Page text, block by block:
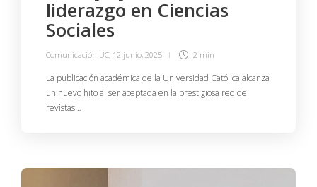
liderazgo en Ciencias
Sociales
Comunicación UC, 12 junio, 2025 2 min
La publicación académica de la Universidad Católica alcanza
un nuevo hito al ser aceptada en la prestigiosa red de
revistas…